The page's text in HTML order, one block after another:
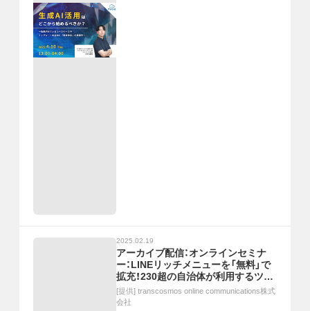
2025.02.19
アーカイブ配信：オンラインセミナ
ー：LINEリッチメニューを「無料」で
拡充！230超の自治体が利用するツー
ルのフリープランをご紹介
[提供] transcosmos online communications株式
会社